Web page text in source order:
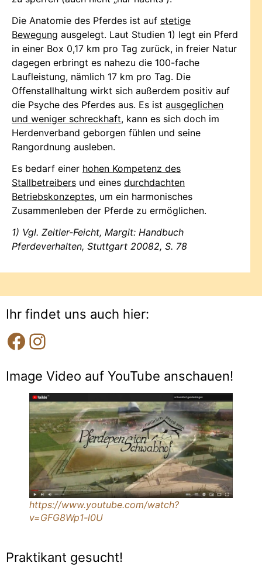
Die Anatomie des Pferdes ist auf stetige
Bewegung ausgelegt. Laut Studien 1) legt ein Pferd
in einer Box 0,17 km pro Tag zurück, in freier Natur
dagegen erbringt es nahezu die 100-fache
Laufleistung, nämlich 17 km pro Tag. Die
Offenstallhaltung wirkt sich außerdem positiv auf
die Psyche des Pferdes aus. Es ist ausgeglichen
und weniger schreckhaft, kann es sich doch im
Herdenverband geborgen fühlen und seine
Rangordnung ausleben.
Es bedarf einer hohen Kompetenz des
Stallbetreibers und eines durchdachten
Betriebskonzeptes, um ein harmonisches
Zusammenleben der Pferde zu ermöglichen.
1) Vgl. Zeitler-Feicht, Margit: Handbuch
Pferdeverhalten, Stuttgart 20082, S. 78
Ihr findet uns auch hier:
Image Video auf YouTube anschauen!
https://www.youtube.com/watch?
v=GFG8Wp1-l0U
Praktikant gesucht!